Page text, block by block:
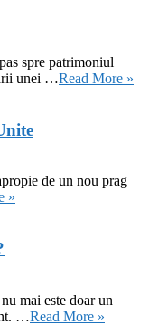
spre patrimoniul
unei …Read More »
de un nou prag
»
mai este doar un
…Read More »